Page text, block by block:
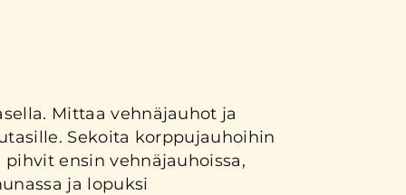
Mittaa vehnäjauhot ja
Sekoita korppujauhoihin
ensin vehnäjauhoissa,
ja lopuksi